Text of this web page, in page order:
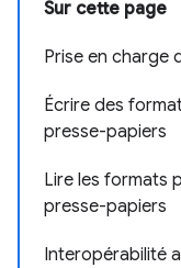
Sur cette page
Prise en charge
Écrire des
presse-papiers
Lire les formats
presse-papiers
Interopérabilité